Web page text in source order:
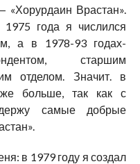
«Хорурдаин Врастан».
года я числился
а в 1978-93 годах-
старшим
отделом. Значит. в
больше, так как с
самые добрые
в 1979 году я создал